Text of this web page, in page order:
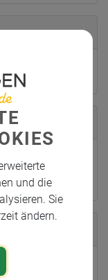
und die
Sie
ändern.